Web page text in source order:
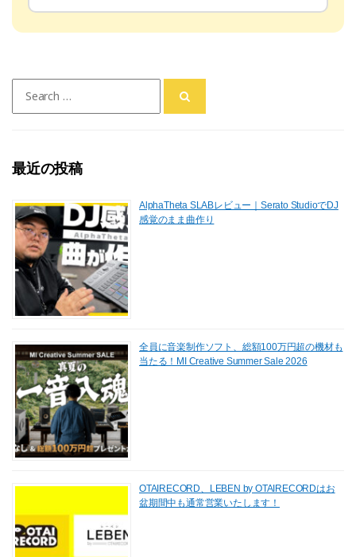
for:
最近の投稿
AlphaTheta SLABレビュー｜Serato StudioでDJ
感覚のまま曲作り
全員に音楽制作ソフト、総額100万円超の機材も
当たる！MI Creative Summer Sale 2026
OTAIRECORD、LEBEN by OTAIRECORDはお
盆期間中も通常営業いたします！